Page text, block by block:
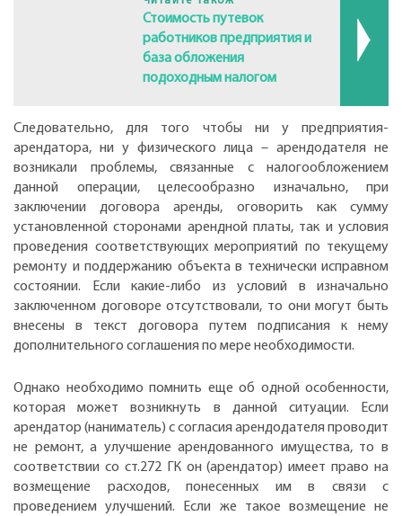
Стоимость путевок
работников предприятия и
база обложения
подоходным налогом
Следовательно, для того чтобы ни у предприятия-
арендатора, ни у физического лица – арендодателя не
возникали проблемы, связанные с налогообложением
данной операции, целесообразно изначально, при
заключении договора аренды, оговорить как сумму
установленной сторонами арендной платы, так и условия
проведения соответствующих мероприятий по текущему
ремонту и поддержанию объекта в технически исправном
состоянии. Если какие-либо из условий в изначально
заключенном договоре отсутствовали, то они могут быть
внесены в текст договора путем подписания к нему
дополнительного соглашения по мере необходимости.
Однако необходимо помнить еще об одной особенности,
которая может возникнуть в данной ситуации. Если
арендатор (наниматель) с согласия арендодателя проводит
не ремонт, а улучшение арендованного имущества, то в
соответствии со ст.272 ГК он (арендатор) имеет право на
возмещение расходов, понесенных им в связи с
проведением улучшений. Если же такое возмещение не